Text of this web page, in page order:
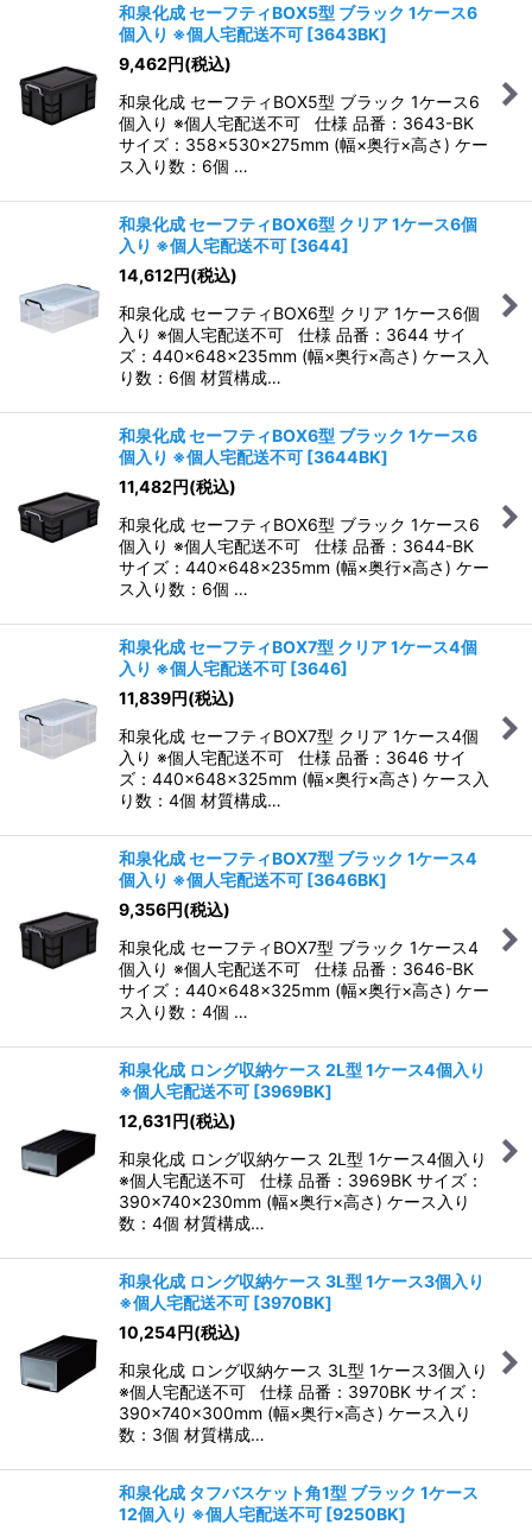
和泉化成 セーフティBOX5型 ブラック 1ケース6
個入り ※個人宅配送不可 [3643BK]
9,462円(税込)
和泉化成 セーフティBOX5型 ブラック 1ケース6
個入り ※個人宅配送不可 仕様 品番：3643-BK
サイズ：358×530×275mm (幅×奥行×高さ) ケー
ス入り数：6個 …
和泉化成 セーフティBOX6型 クリア 1ケース6個
入り ※個人宅配送不可 [3644]
14,612円(税込)
和泉化成 セーフティBOX6型 クリア 1ケース6個
入り ※個人宅配送不可 仕様 品番：3644 サイ
ズ：440×648×235mm (幅×奥行×高さ) ケース入
り数：6個 材質構成…
和泉化成 セーフティBOX6型 ブラック 1ケース6
個入り ※個人宅配送不可 [3644BK]
11,482円(税込)
和泉化成 セーフティBOX6型 ブラック 1ケース6
個入り ※個人宅配送不可 仕様 品番：3644-BK
サイズ：440×648×235mm (幅×奥行×高さ) ケー
ス入り数：6個 …
和泉化成 セーフティBOX7型 クリア 1ケース4個
入り ※個人宅配送不可 [3646]
11,839円(税込)
和泉化成 セーフティBOX7型 クリア 1ケース4個
入り ※個人宅配送不可 仕様 品番：3646 サイ
ズ：440×648×325mm (幅×奥行×高さ) ケース入
り数：4個 材質構成…
和泉化成 セーフティBOX7型 ブラック 1ケース4
個入り ※個人宅配送不可 [3646BK]
9,356円(税込)
和泉化成 セーフティBOX7型 ブラック 1ケース4
個入り ※個人宅配送不可 仕様 品番：3646-BK
サイズ：440×648×325mm (幅×奥行×高さ) ケー
ス入り数：4個 …
和泉化成 ロング収納ケース 2L型 1ケース4個入り
※個人宅配送不可 [3969BK]
12,631円(税込)
和泉化成 ロング収納ケース 2L型 1ケース4個入り
※個人宅配送不可 仕様 品番：3969BK サイズ：
390×740×230mm (幅×奥行×高さ) ケース入り
数：4個 材質構成…
和泉化成 ロング収納ケース 3L型 1ケース3個入り
※個人宅配送不可 [3970BK]
10,254円(税込)
和泉化成 ロング収納ケース 3L型 1ケース3個入り
※個人宅配送不可 仕様 品番：3970BK サイズ：
390×740×300mm (幅×奥行×高さ) ケース入り
数：3個 材質構成…
和泉化成 タフバスケット角1型 ブラック 1ケース
12個入り ※個人宅配送不可 [9250BK]